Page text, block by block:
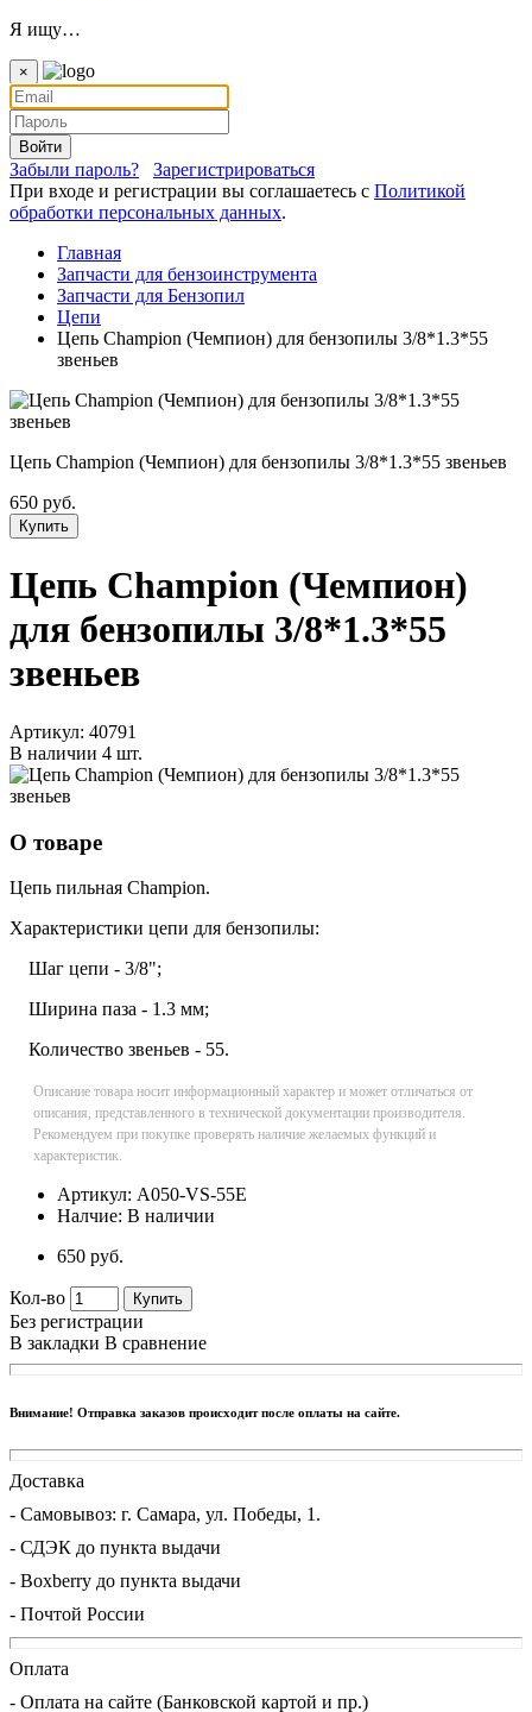
Я ищу…
×
Войти
Забыли пароль?
Зарегистрироваться
При входе и регистрации вы соглашаетесь с Политикой
обработки персональных данных.
Главная
Запчасти для бензоинструмента
Запчасти для Бензопил
Цепи
Цепь Champion (Чемпион) для бензопилы 3/8*1.3*55
звеньев
Цепь Champion (Чемпион) для бензопилы 3/8*1.3*55 звеньев
650 руб.
Купить
Цепь Champion (Чемпион)
для бензопилы 3/8*1.3*55
звеньев
Артикул: 40791
В наличии 4 шт.
О товаре
Цепь пильная Champion.
Характеристики цепи для бензопилы:
Шаг цепи - 3/8";
Ширина паза - 1.3 мм;
Количество звеньев - 55.
Описание товара носит информационный характер и может отличаться от
описания, представленного в технической документации производителя.
Рекомендуем при покупке проверять наличие желаемых функций и
характеристик.
Артикул: A050-VS-55E
Налчие: В наличии
650 руб.
Кол-во Купить
Без регистрации
В закладки В сравнение
Внимание! Отправка заказов происходит после оплаты на сайте.
Доставка
- Cамовывоз: г. Самара, ул. Победы, 1.
- СДЭК до пункта выдачи
- Boxberry до пункта выдачи
- Почтой России
Оплата
- Оплата на сайте (Банковской картой и пр.)